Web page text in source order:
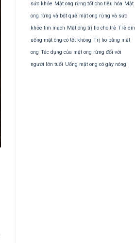
sức khỏe Mật ong rừng tốt cho tiêu hóa Mật
ong rừng và bột quế mật ong rừng và sức
khỏe tim mạch Mật ong trị ho cho trẻ Trẻ em
uống mật ông có tốt không Trị ho bằng mật
ong Tác dụng của mật ong rừng đối với
người lớn tuổi Uống mật ong có gây nóng